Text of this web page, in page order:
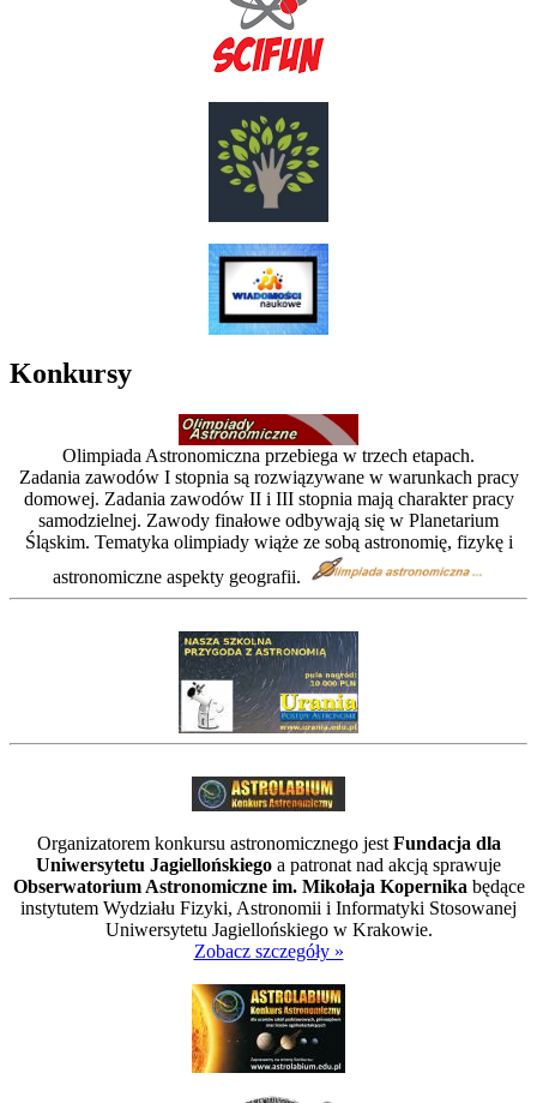
Konkursy
Olimpiada Astronomiczna przebiega w trzech etapach.
Zadania zawodów I stopnia są rozwiązywane w warunkach pracy
domowej. Zadania zawodów II i III stopnia mają charakter pracy
samodzielnej. Zawody finałowe odbywają się w Planetarium
Śląskim. Tematyka olimpiady wiąże ze sobą astronomię, fizykę i
astronomiczne aspekty geografii.
Organizatorem konkursu astronomicznego jestFundacja dla
Uniwersytetu Jagiellońskiego a patronat nad akcją sprawuje
Obserwatorium Astronomiczne im. Mikołaja Kopernikabędące
instytutem Wydziału Fizyki, Astronomii i Informatyki Stosowanej
Uniwersytetu Jagiellońskiego w Krakowie.
Zobacz szczegóły »